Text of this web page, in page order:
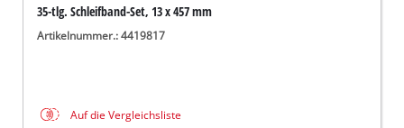
35-tlg. Schleifband-Set, 13 x 457 mm
Artikelnummer.: 4419817
Auf die Vergleichsliste